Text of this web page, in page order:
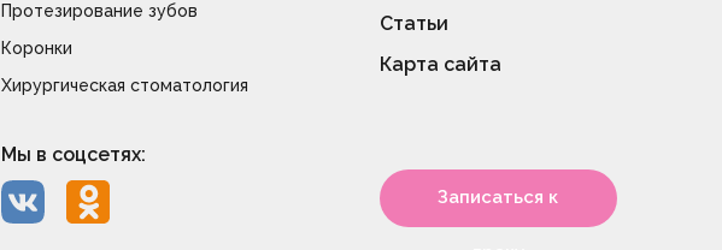
Протезирование зубов
Коронки
Хирургическая стоматология
Мы в соцсетях:
Статьи
Карта сайта
Записаться к